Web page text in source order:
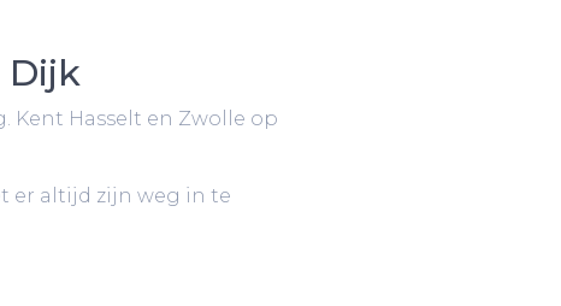
Dijk
Kent Hasselt en Zwolle op
er altijd zijn weg in te